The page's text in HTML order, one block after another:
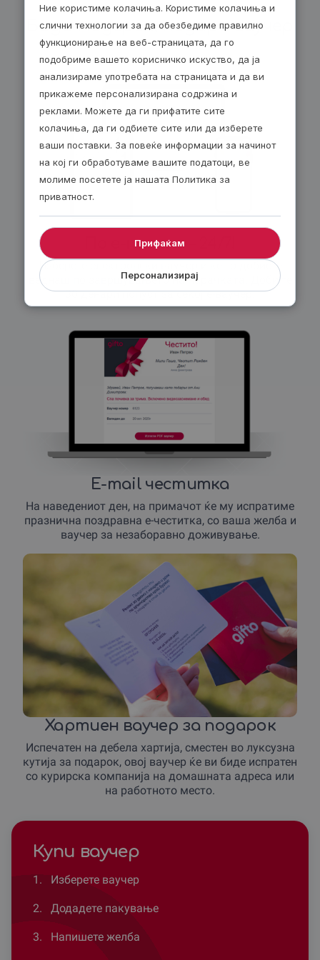
Биди модерен, подари ваучер
По е-пошта – 24/7!
Изберете електронски ваучер и ќе го добиете
веднаш по завршувањето на нарачката. Добијте
30 денари попуст за секој е-ваучер.
E-mail честитка
На наведениот ден, на примачот ќе му испратиме
празнична поздравна е-честитка, со ваша желба и
ваучер за незаборавно доживување.
Хартиен ваучер за подарок
Испечатен на дебела хартија, сместен во луксузна
кутија за подарок, овој ваучер ќе ви биде испратен
со курирска компанија на домашната адреса или
на работното место.
Купи ваучер
1. Изберете ваучер
2. Додадете пакување
3. Напишете желба
Ние користиме колачиња. Користиме колачиња и
слични технологии за да обезбедиме правилно
функционирање на веб-страницата, да го
подобриме вашето корисничко искуство, да ја
анализираме употребата на страницата и да ви
прикажеме персонализирана содржина и
реклами. Можете да ги прифатите сите
колачиња, да ги одбиете сите или да изберете
ваши поставки. За повеќе информации за начинот
на кој ги обработуваме вашите податоци, ве
молиме посетете ја нашата Политика за
приватност.
Персонализирај
Прифаќам